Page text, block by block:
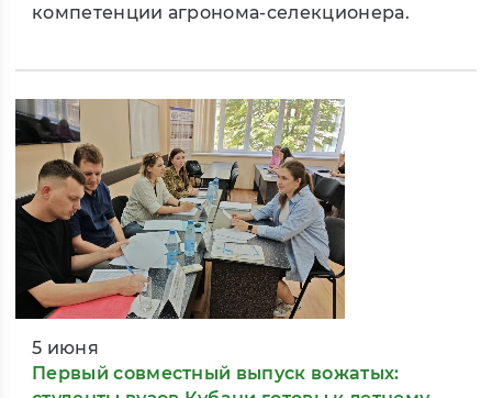
компетенции агронома-селекционера.
5 июня
Первый совместный выпуск вожатых: